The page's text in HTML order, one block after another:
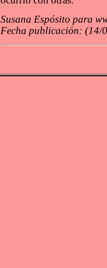
Susana Espósito para
Fecha publicación: (14/